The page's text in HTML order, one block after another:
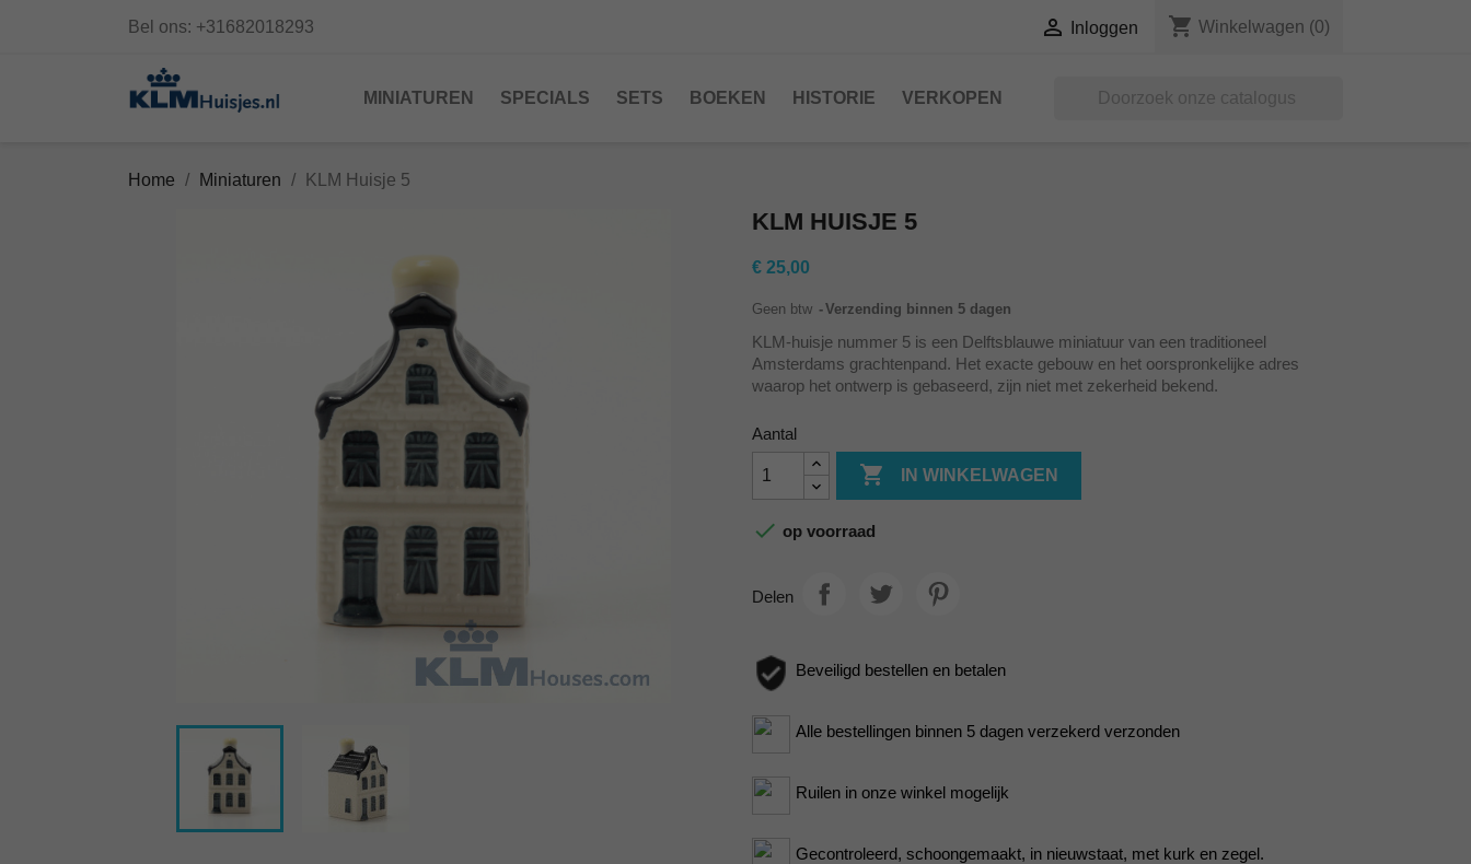
Bel ons: +31682018293  Inloggen shopping_cart Winkelwagen (0)
MINIATUREN SPECIALS SETS BOEKEN HISTORIE VERKOPEN
Home Miniaturen KLM Huisje 5
KLM HUISJE 5
€ 25,00
Geen btw Verzending binnen 5 dagen
KLM-huisje nummer 5 is een Delftsblauwe miniatuur van een traditioneel
Amsterdams grachtenpand. Het exacte gebouw en het oorspronkelijke adres
waarop het ontwerp is gebaseerd, zijn niet met zekerheid bekend.
Aantal
 IN WINKELWAGEN
 op voorraad
Delen
Beveiligd bestellen en betalen
Alle bestellingen binnen 5 dagen verzekerd verzonden
Ruilen in onze winkel mogelijk
Gecontroleerd, schoongemaakt, in nieuwstaat, met kurk en zegel.